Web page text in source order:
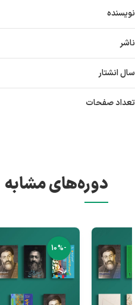
نویسنده
ناشر
سال انشتار
تعداد صفحات
دوره‌های مشابه
-10%